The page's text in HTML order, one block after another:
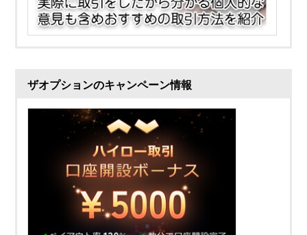
ザオプションのキャンペーン情報